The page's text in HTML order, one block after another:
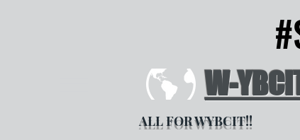
W-
ALL FOR WYBCIT!!